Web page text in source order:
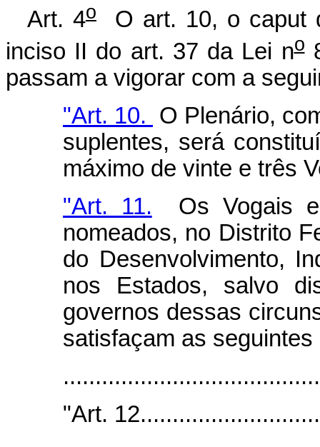
Art. 4oO art. 10, o caput
inciso II do art. 37 da Lei no
passam a vigorar com a
"Art. 10. O Plenário,
suplentes, será
máximo de vinte e três
"Art. 11. Os Vogais e
nomeados, no Distrito
do Desenvolvimento,
nos Estados, salvo
governos dessas
satisfaçam as
"Art.